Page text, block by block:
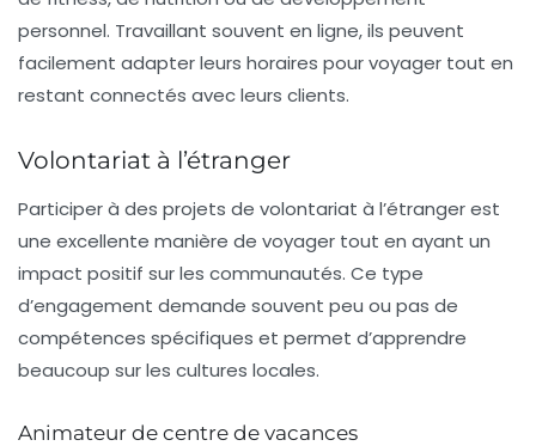
personnel. Travaillant souvent en ligne, ils peuvent
facilement adapter leurs horaires pour voyager tout en
restant connectés avec leurs clients.
Volontariat à l’étranger
Participer à des projets de volontariat à l’étrangerest
une excellente manière de voyager tout en ayant un
impact positif sur les communautés. Ce type
d’engagement demande souvent peu ou pas de
compétences spécifiques et permet d’apprendre
beaucoup sur les cultures locales.
Animateur de centre de vacances